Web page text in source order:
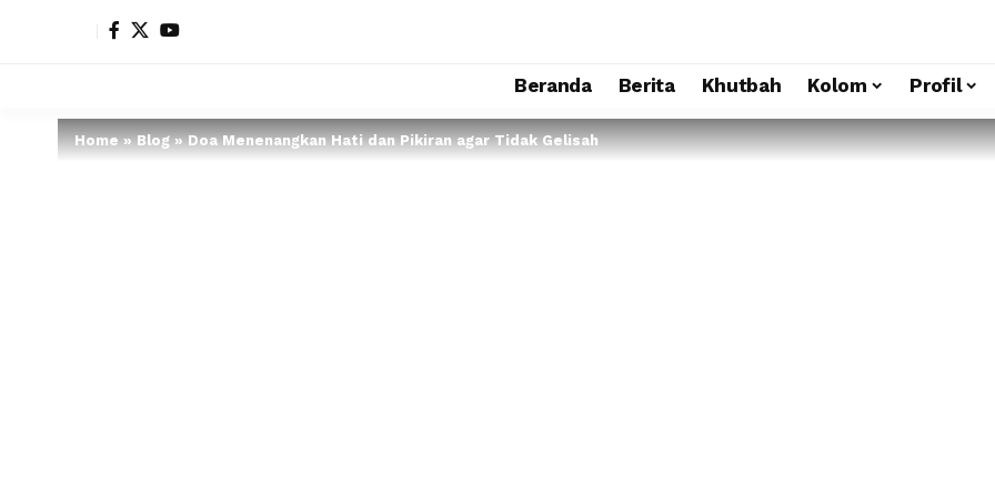
Beranda Berita Khutbah Kolom Profil
Home»Blog»Doa Menenangkan Hati dan Pikiran agar Tidak Gelisah